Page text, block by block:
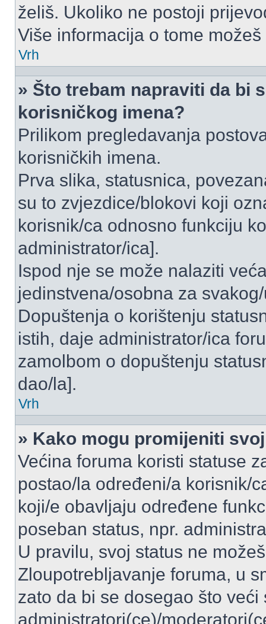
želiš. Ukoliko ne postoji
Više informacija o tome
Vrh
» Što trebam napraviti da bi
korisničkog imena?
Prilikom pregledavanja
korisničkih imena.
Prva slika, statusnica,
su to zvjezdice/blokovi koji
korisnik/ca odnosno funkciju
administrator/ica].
Ispod nje se može nalaziti
jedinstvena/osobna za
Dopuštenja o korištenju
istih, daje administrator/ica
zamolbom o dopuštenju
dao/la].
Vrh
» Kako mogu promijeniti
Većina foruma koristi statuse
postao/la određeni/a korisnik/
koji/e obavljaju određene
poseban status, npr.
U pravilu, svoj status ne
Zloupotrebljavanje foruma, u
zato da bi se dosegao što
administratori(ce)/